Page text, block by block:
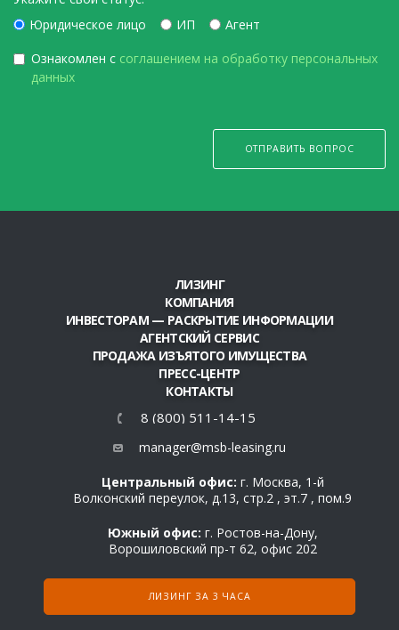
Юридическое лицо
ИП
Агент
Ознакомлен с соглашением на обработку персональных
данных
ОТПРАВИТЬ ВОПРОС
ЛИЗИНГ
КОМПАНИЯ
ИНВЕСТОРАМ — РАСКРЫТИЕ ИНФОРМАЦИИ
АГЕНТСКИЙ СЕРВИС
ПРОДАЖА ИЗЪЯТОГО ИМУЩЕСТВА
ПРЕСС-ЦЕНТР
КОНТАКТЫ
8 (800) 511-14-15
manager@msb-leasing.ru
Центральный офис: г. Москва, 1-й
Волконский переулок, д.13, стр.2 , эт.7 , пом.9
Южный офис: г. Ростов-на-Дону,
Ворошиловский пр-т 62, офис 202
ЛИЗИНГ ЗА 3 ЧАСА